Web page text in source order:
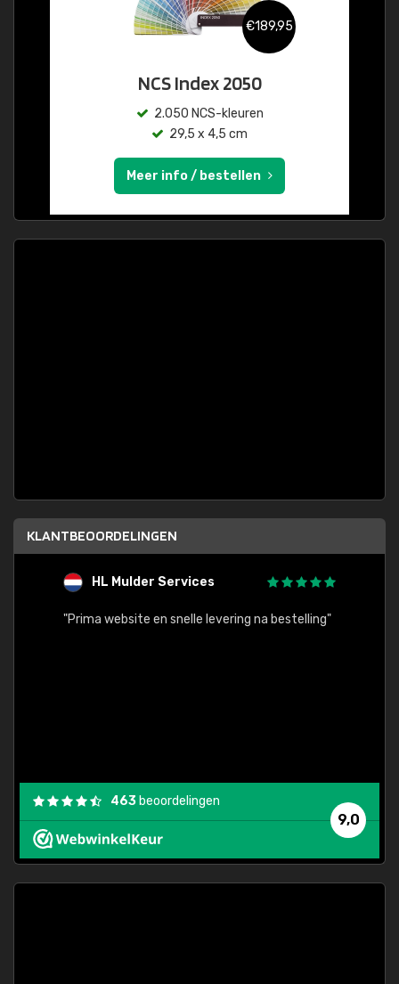
€189,95
NCS Index 2050
2.050 NCS-kleuren
29,5 x 4,5 cm
Meer info / bestellen
KLANTBEOORDELINGEN
HL Mulder Services
"Prima website en snelle levering na bestelling"
9,0
463 beoordelingen